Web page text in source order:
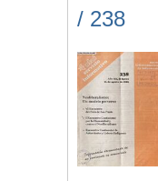
/ 238